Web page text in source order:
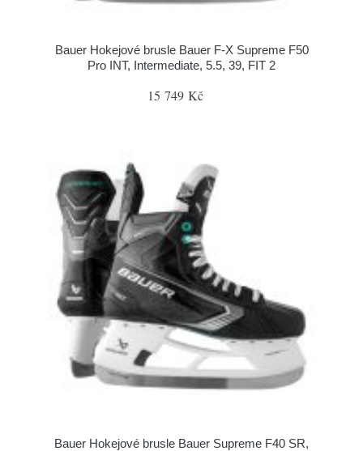
Bauer Hokejové brusle Bauer F-X Supreme F50
Pro INT, Intermediate, 5.5, 39, FIT 2
15 749 Kč
Bauer Hokejové brusle Bauer Supreme F40 SR,